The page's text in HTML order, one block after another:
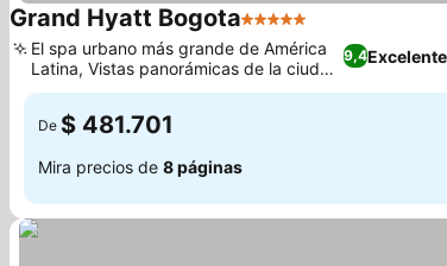
Grand Hyatt Bogota5 Estrellas
9,4Excelente
El spa urbano más grande de América
Latina, Vistas panorámicas de la ciudad
y los Andes
De $ 481.701
Mira precios de 8 páginas